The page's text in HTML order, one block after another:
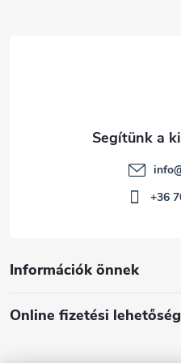
Információk önnek
Online fizetési
info
+36